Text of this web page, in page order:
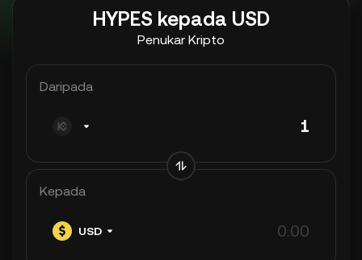
HYPES kepada USD
Penukar Kripto
Daripada
Kepada
USD